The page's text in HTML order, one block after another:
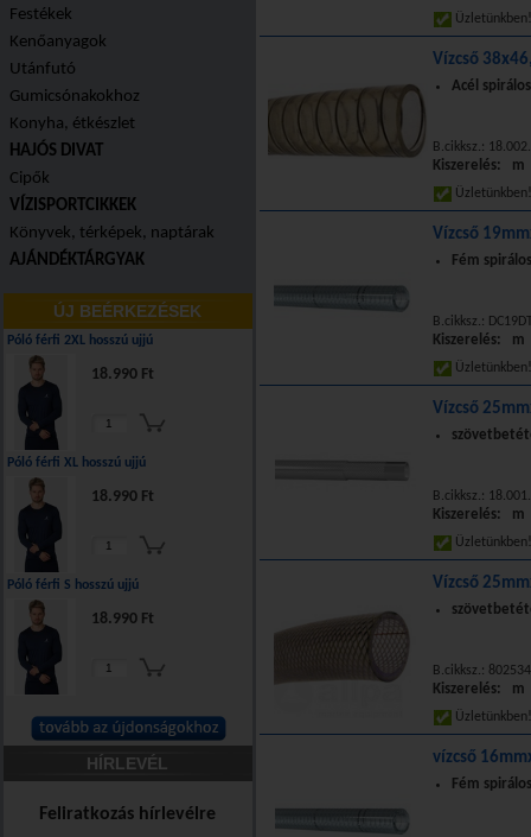
Festékek
Kenőanyagok
Utánfutó
Gumicsónakokhoz
Konyha, étkészlet
HAJÓS DIVAT
Cipők
VÍZISPORTCIKKEK
Könyvek, térképek, naptárak
AJÁNDÉKTÁRGYAK
ÚJ BEÉRKEZÉSEK
Póló férfi 2XL hosszú ujjú
18.990 Ft
Póló férfi XL hosszú ujjú
18.990 Ft
Póló férfi S hosszú ujjú
18.990 Ft
HÍRLEVÉL
Feliratkozás hírlevélre
Vízcső
Acél
B.cikksz.:
Kiszerelés: m
Vízcső
Fém
B.cikksz.:
Kiszerelés: m
Vízcső
B.cikksz.:
Kiszerelés: m
Vízcső
B.cikksz.: 802534
Kiszerelés: m
vízcső
Fém